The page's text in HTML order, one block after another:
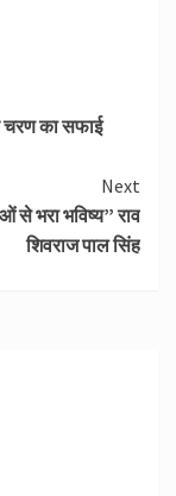
चरण का सफाई
Next
से भरा भविष्य” राव
शिवराज पाल सिंह